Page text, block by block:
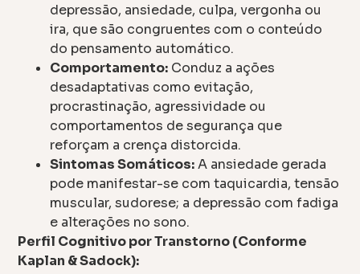
depressão, ansiedade, culpa, vergonha ou
ira, que são congruentes com o conteúdo
do pensamento automático.
Comportamento: Conduz a ações
desadaptativas como evitação,
procrastinação, agressividade ou
comportamentos de segurança que
reforçam a crença distorcida.
Sintomas Somáticos:A ansiedade gerada
pode manifestar-se com taquicardia, tensão
muscular, sudorese; a depressão com fadiga
e alterações no sono.
Perfil Cognitivo por Transtorno (Conforme
Kaplan & Sadock):